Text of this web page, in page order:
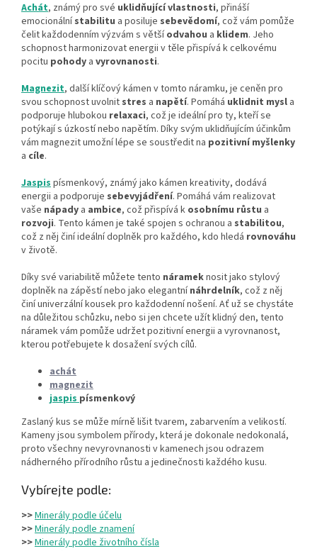
Achát, známý pro své uklidňující vlastnosti, přináší
emocionálnístabilitu a posiluje sebevědomí, což vám pomůže
čelit každodenním výzvám s většíodvahou a klidem. Jeho
schopnost harmonizovat energii v těle přispívá k celkovému
pocitu pohody a vyrovnanosti.
Magnezit, další klíčový kámen v tomto náramku, je ceněn pro
svou schopnost uvolnit stres a napětí. Pomáhá uklidnit mysl a
podporuje hlubokou relaxaci, což je ideální pro ty, kteří se
potýkají s úzkostí nebo napětím. Díky svým uklidňujícím účinkům
vám magnezit umožní lépe se soustředit na pozitivní myšlenky
a cíle.
Jaspispísmenkový, známý jako kámen kreativity, dodává
energii a podporuje sebevyjádření. Pomáhá vám realizovat
vaše nápady a ambice, což přispívá k osobnímu růstu a
rozvoji. Tento kámen je také spojen s ochranou a stabilitou,
což z něj činí ideální doplněk pro každého, kdo hledá rovnováhu
v životě.
Díky své variabilitě můžete tento nárameknosit jako stylový
doplněk na zápěstí nebo jako elegantnínáhrdelník, což z něj
činí univerzální kousek pro každodenní nošení. Ať už se chystáte
na důležitou schůzku, nebo si jen chcete užít klidný den, tento
náramek vám pomůže udržet pozitivní energii a vyrovnanost,
kterou potřebujete k dosažení svých cílů.
achát
magnezit
jaspispísmenkový
Zaslaný kus se může mírně lišit tvarem, zabarvením a velikostí.
Kameny jsou symbolem přírody, která je dokonale nedokonalá,
proto všechny nevyrovnanosti v kamenech jsou odrazem
nádherného přírodního růstu a jedinečnosti každého kusu.
Vybírejte podle:
>>Minerály podle účelu
>>Minerály podle znamení
>>Minerály podle životního čísla